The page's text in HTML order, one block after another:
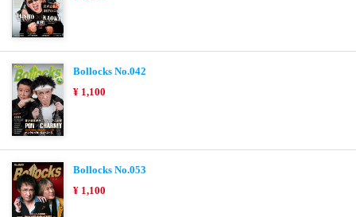
Bollocks No.042
¥ 1,100
Bollocks No.053
¥ 1,100